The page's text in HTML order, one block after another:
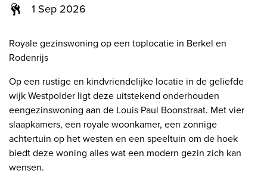
1 Sep 2026
Royale gezinswoning op een toplocatie in Berkel en
Rodenrijs
Op een rustige en kindvriendelijke locatie in de geliefde
wijk Westpolder ligt deze uitstekend onderhouden
eengezinswoning aan de Louis Paul Boonstraat. Met vier
slaapkamers, een royale woonkamer, een zonnige
achtertuin op het westen en een speeltuin om de hoek
biedt deze woning alles wat een modern gezin zich kan
wensen.